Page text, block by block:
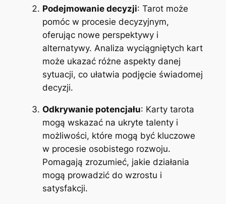
Podejmowanie decyzji: Tarot może
pomóc w procesie decyzyjnym,
oferując nowe perspektywy i
alternatywy. Analiza wyciągniętych kart
może ukazać różne aspekty danej
sytuacji, co ułatwia podjęcie świadomej
decyzji.
Odkrywanie potencjału: Karty tarota
mogą wskazać na ukryte talenty i
możliwości, które mogą być kluczowe
w procesie osobistego rozwoju.
Pomagają zrozumieć, jakie działania
mogą prowadzić do wzrostu i
satysfakcji.